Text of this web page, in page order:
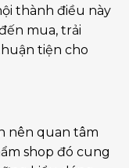
thành điều này
mua, trải
tiện cho
nên quan tâm
shop đó cung